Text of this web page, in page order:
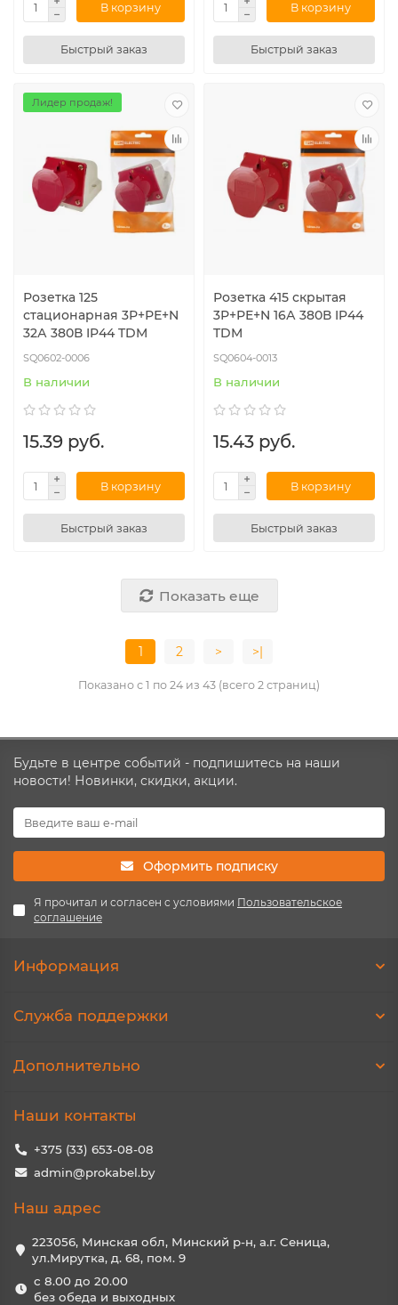
В корзину
Быстрый заказ
В корзину
Быстрый заказ
Лидер продаж!
Розетка 125
стационарная 3Р+РЕ+N
32А 380В IP44 TDM
SQ0602-0006
В наличии
15.39 руб.
В корзину
Быстрый заказ
Розетка 415 скрытая
3Р+РЕ+N 16А 380В IP44
TDM
SQ0604-0013
В наличии
15.43 руб.
В корзину
Быстрый заказ
Показать еще
1 2 > >|
Показано с 1 по 24 из 43 (всего 2 страниц)
Будьте в центре событий - подпишитесь на наши
новости! Новинки, скидки, акции.
Оформить подписку
Я прочитал и согласен с условиями Пользовательское
соглашение
Информация
Служба поддержки
Дополнительно
Наши контакты
+375 (33) 653-08-08
admin@prokabel.by
Наш адрес
223056, Минская обл, Минский р-н, а.г. Сеница,
ул.Мирутка, д. 68, пом. 9
с 8.00 до 20.00
без обеда и выходных